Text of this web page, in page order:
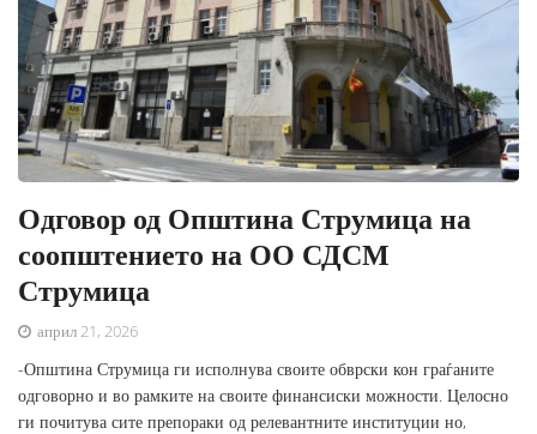
Одговор од Општина Струмица на
соопштението на ОО СДСМ
Струмица
април 21, 2026
-Општина Струмица ги исполнува своите обврски кон граѓаните
одговорно и во рамките на своите финансиски можности. Целосно
ги почитува сите препораки од релевантните институции но,